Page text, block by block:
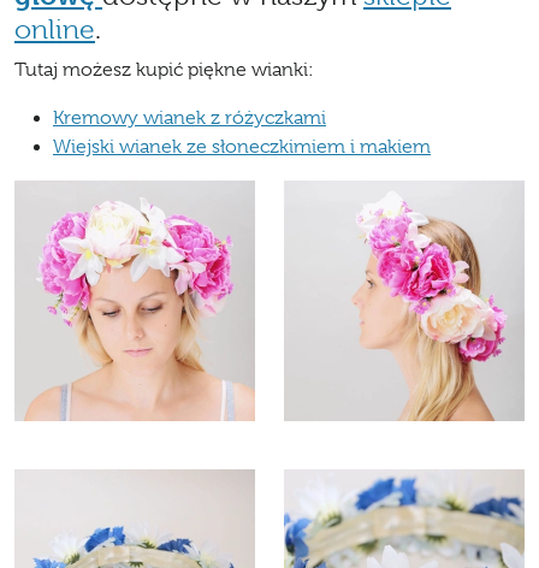
online.
Tutaj możesz kupić piękne wianki:
Kremowy wianek z różyczkami
Wiejski wianek ze słoneczkimiem i makiem